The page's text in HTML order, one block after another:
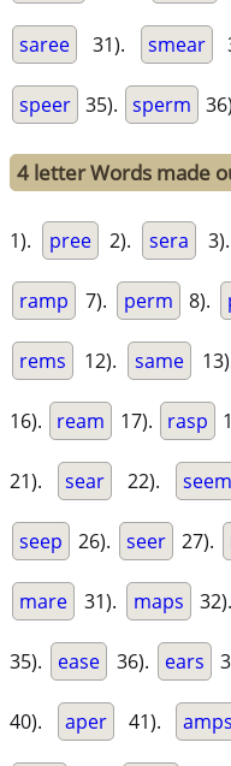
saree 31). smear
speer 35). sperm
4 letter Words made
1). pree 2). sera 3).
ramp 7). perm 8).
rems 12). same
16). ream 17). rasp
21). sear 22). seem
seep 26). seer 27).
mare 31). maps 32).
35). ease 36). ears
40). aper 41). amps